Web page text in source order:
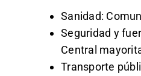
Sanidad:
Seguridad y
Central
Transporte